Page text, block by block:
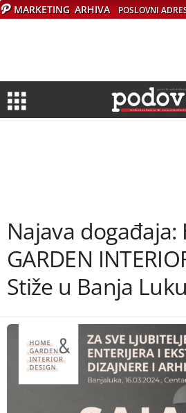
MARKETING ARHIVA POSLOVNI
Najava događaja:
GARDEN
Stiže u Banja Luku